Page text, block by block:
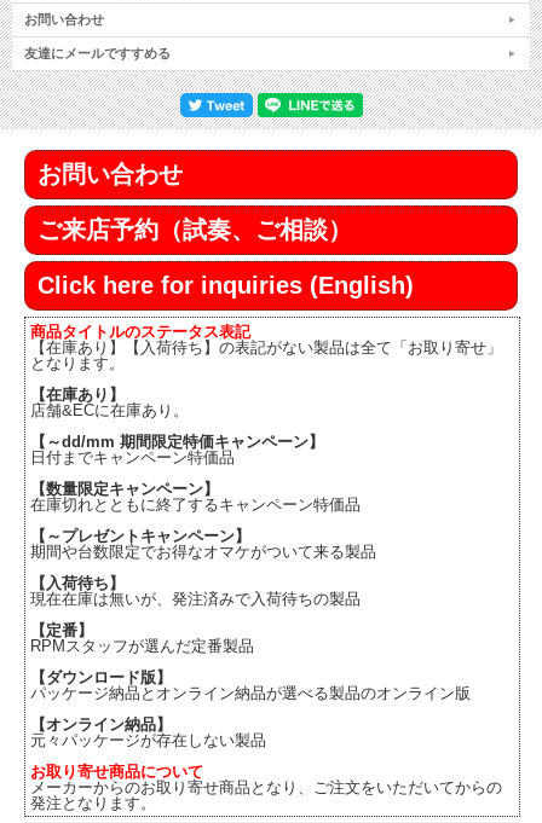
お問い合わせ
友達にメールですすめる
お問い合わせ
ご来店予約（試奏、ご相談）
Click here for inquiries (English)
商品タイトルのステータス表記
【在庫あり】【入荷待ち】の表記がない製品は全て「お取り寄せ」
となります。
【在庫あり】
店舗&ECに在庫あり。
【～dd/mm 期間限定特価キャンペーン】
日付までキャンペーン特価品
【数量限定キャンペーン】
在庫切れとともに終了するキャンペーン特価品
【～プレゼントキャンペーン】
期間や台数限定でお得なオマケがついて来る製品
【入荷待ち】
現在在庫は無いが、発注済みで入荷待ちの製品
【定番】
RPMスタッフが選んだ定番製品
【ダウンロード版】
パッケージ納品とオンライン納品が選べる製品のオンライン版
【オンライン納品】
元々パッケージが存在しない製品
お取り寄せ商品について
メーカーからのお取り寄せ商品となり、ご注文をいただいてからの
発注となります。